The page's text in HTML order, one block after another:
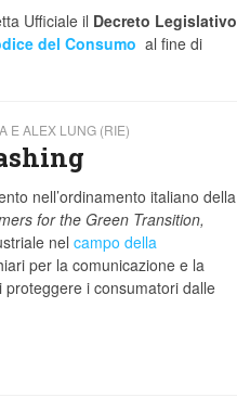
Ufficiale il Decreto Legislativo
del Consumo al fine di
E ALEX LUNG (RIE)
nell’ordinamento italiano della
for the Green Transition,
nel campo della
per la comunicazione e la
proteggere i consumatori dalle